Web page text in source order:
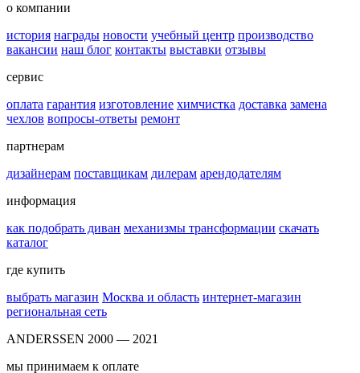
о компании
история награды новости учебный центр производство
вакансии наш блог контакты выставки отзывы
сервис
оплата гарантия изготовление химчистка доставка замена
чехлов вопросы-ответы ремонт
партнерам
дизайнерам поставщикам дилерам арендодателям
информация
как подобрать диван механизмы трансформации скачать
каталог
где купить
выбрать магазин Москва и область интернет-магазин
региональная сеть
ANDERSSEN 2000 — 2021
мы принимаем к оплате